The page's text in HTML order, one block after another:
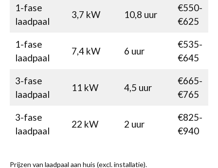
1-fase
laadpaal
3,7 kW 10,8 uur
€550-
€625
1-fase
laadpaal
7,4 kW 6 uur
€535-
€645
3-fase
laadpaal
11 kW 4,5 uur
€665-
€765
3-fase
laadpaal
22 kW 2 uur
€825-
€940
Prijzen van laadpaal aan huis (excl. installatie).